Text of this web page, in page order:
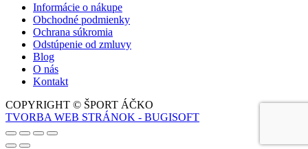
Informácie o nákupe
Obchodné podmienky
Ochrana súkromia
Odstúpenie od zmluvy
Blog
O nás
Kontakt
COPYRIGHT © ŠPORT ÁČKO
TVORBA WEB STRÁNOK - BUGISOFT